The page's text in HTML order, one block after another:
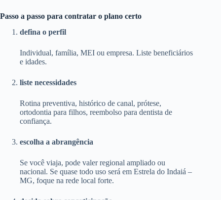
Passo a passo para contratar o plano certo
defina o perfil
Individual, família, MEI ou empresa. Liste beneficiários
e idades.
liste necessidades
Rotina preventiva, histórico de canal, prótese,
ortodontia para filhos, reembolso para dentista de
confiança.
escolha a abrangência
Se você viaja, pode valer regional ampliado ou
nacional. Se quase todo uso será em Estrela do Indaiá –
MG, foque na rede local forte.